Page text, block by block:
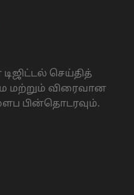
செய்தித்
மற்றும் விரைவான
பின்தொடரவும்.